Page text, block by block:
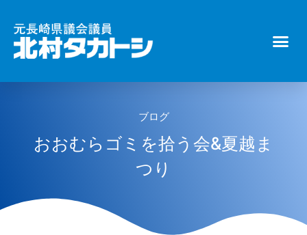
ブログ
おおむらゴミを拾う会&夏越ま
つり